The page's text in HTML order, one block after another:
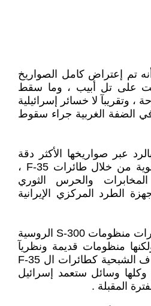
أنه تم إعتراض كامل الصواريخ
على تل أبيب ، وما سقط
وتقريبآ لا خسائر إسرائيلية
الضفة الغربية جراء سقوط
عبر صواريخها الأكثر دقة
وموثوقية وعبر ضربات جوية من خلال طائرات F-35 ،
والحرس الثوري
الطرد المركزي الإيرانية
وستعمد ساعتها لإختبار قدرات منظومات S-300 الروسية
، ولكنها منظومات قديمة ونظريآ
عاجزة عن إكتشاف الأهداف الشبحية كطائرات ال F-35
وكلها وسائل ستعمد إسرائيل
المقبلة .